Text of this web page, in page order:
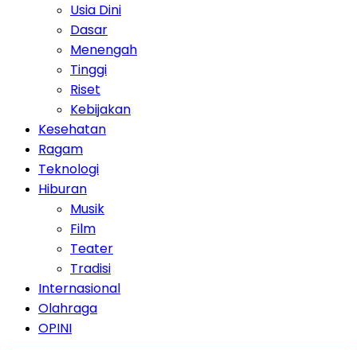
Usia Dini
Dasar
Menengah
Tinggi
Riset
Kebijakan
Kesehatan
Ragam
Teknologi
Hiburan
Musik
Film
Teater
Tradisi
Internasional
Olahraga
OPINI